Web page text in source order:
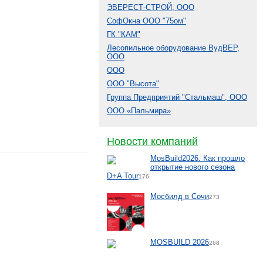
ЭВЕРЕСТ-СТРОЙ, ООО
СофОкна ООО "75ом"
ГК "КАМ"
Лесопильное оборудование ВудВЕР,
ООО
ООО
ООО "Высота"
Группа Предприятий "Стальмаш", ООО
ООО «Пальмира»
Новости компаний
MosBuild2026. Как прошло
открытие нового сезона
D+A Tour176
Мосбилд в Сочи273
MOSBUILD 2026268